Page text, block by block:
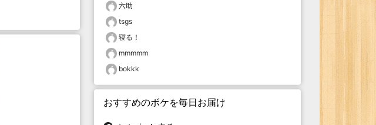
六助
tsgs
寝る！
mmmmm
bokkk
おすすめのボケを毎日お届け